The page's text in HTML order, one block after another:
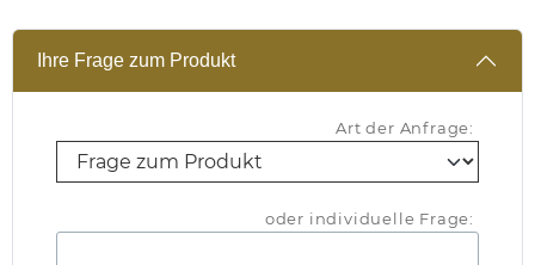
Ihre Frage zum Produkt
Art der Anfrage:
oder individuelle Frage: